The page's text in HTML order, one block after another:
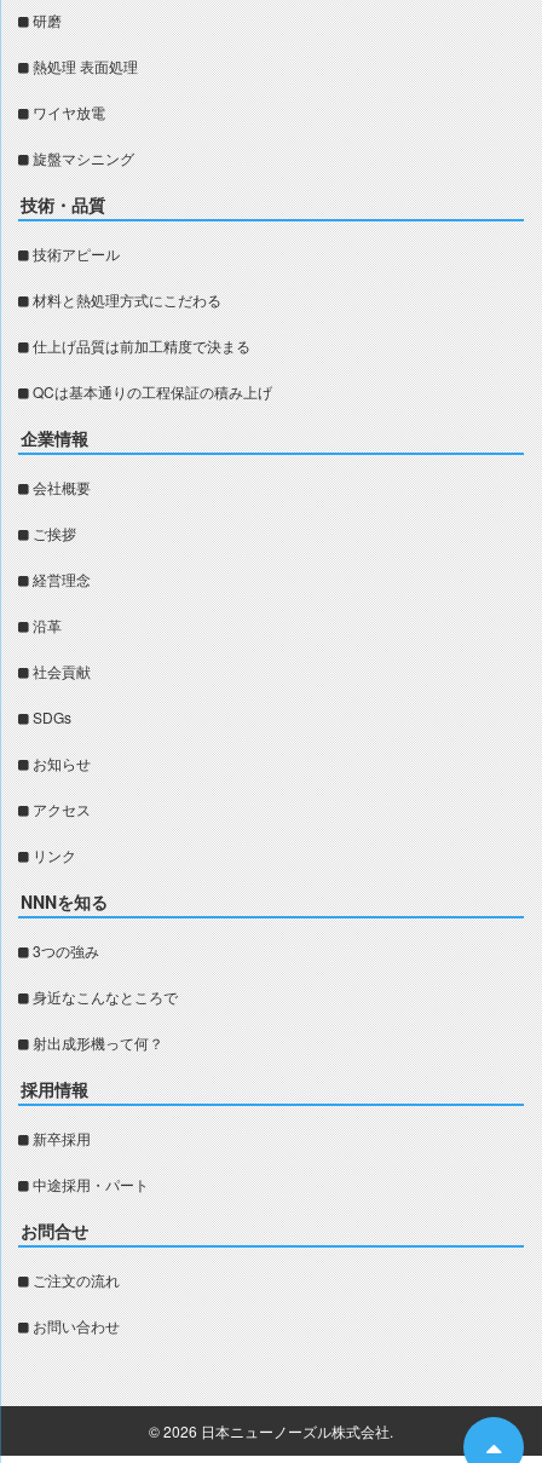
研磨
熱処理 表面処理
ワイヤ放電
旋盤マシニング
技術・品質
技術アピール
材料と熱処理方式にこだわる
仕上げ品質は前加工精度で決まる
QCは基本通りの工程保証の積み上げ
企業情報
会社概要
ご挨拶
経営理念
沿革
社会貢献
SDGs
お知らせ
アクセス
リンク
NNNを知る
3つの強み
身近なこんなところで
射出成形機って何？
採用情報
新卒採用
中途採用・パート
お問合せ
ご注文の流れ
お問い合わせ
© 2026 日本ニューノーズル株式会社.